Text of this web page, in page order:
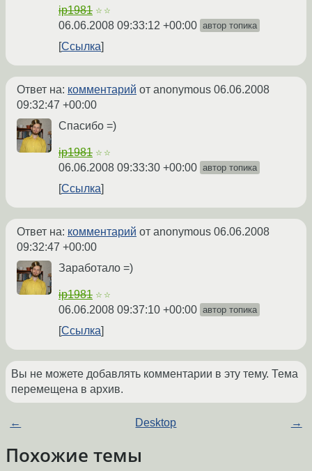
ip1981 ☆☆
06.06.2008 09:33:12 +00:00 автор топика
Ссылка
Ответ на: комментарий от anonymous 06.06.2008
09:32:47 +00:00
Спасибо =)
ip1981 ☆☆
06.06.2008 09:33:30 +00:00 автор топика
Ссылка
Ответ на: комментарий от anonymous 06.06.2008
09:32:47 +00:00
Заработало =)
ip1981 ☆☆
06.06.2008 09:37:10 +00:00 автор топика
Ссылка
Вы не можете добавлять комментарии в эту тему. Тема
перемещена в архив.
← Desktop →
Похожие темы